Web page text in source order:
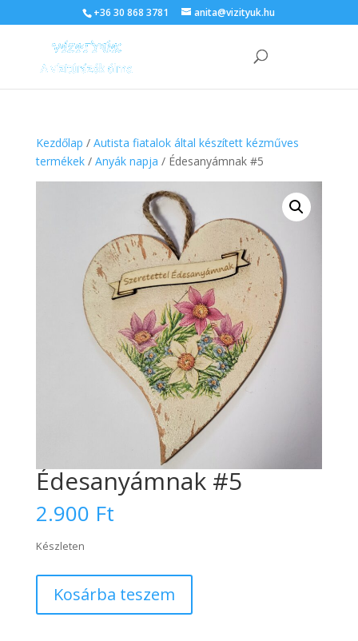
+36 30 868 3781 anita@vizityuk.hu
Kezdőlap / Autista fiatalok által készített kézműves
termékek/ Anyák napja / Édesanyámnak #5
Édesanyámnak #5
2.900 Ft
Készleten
mennyiség
Kosárba teszem